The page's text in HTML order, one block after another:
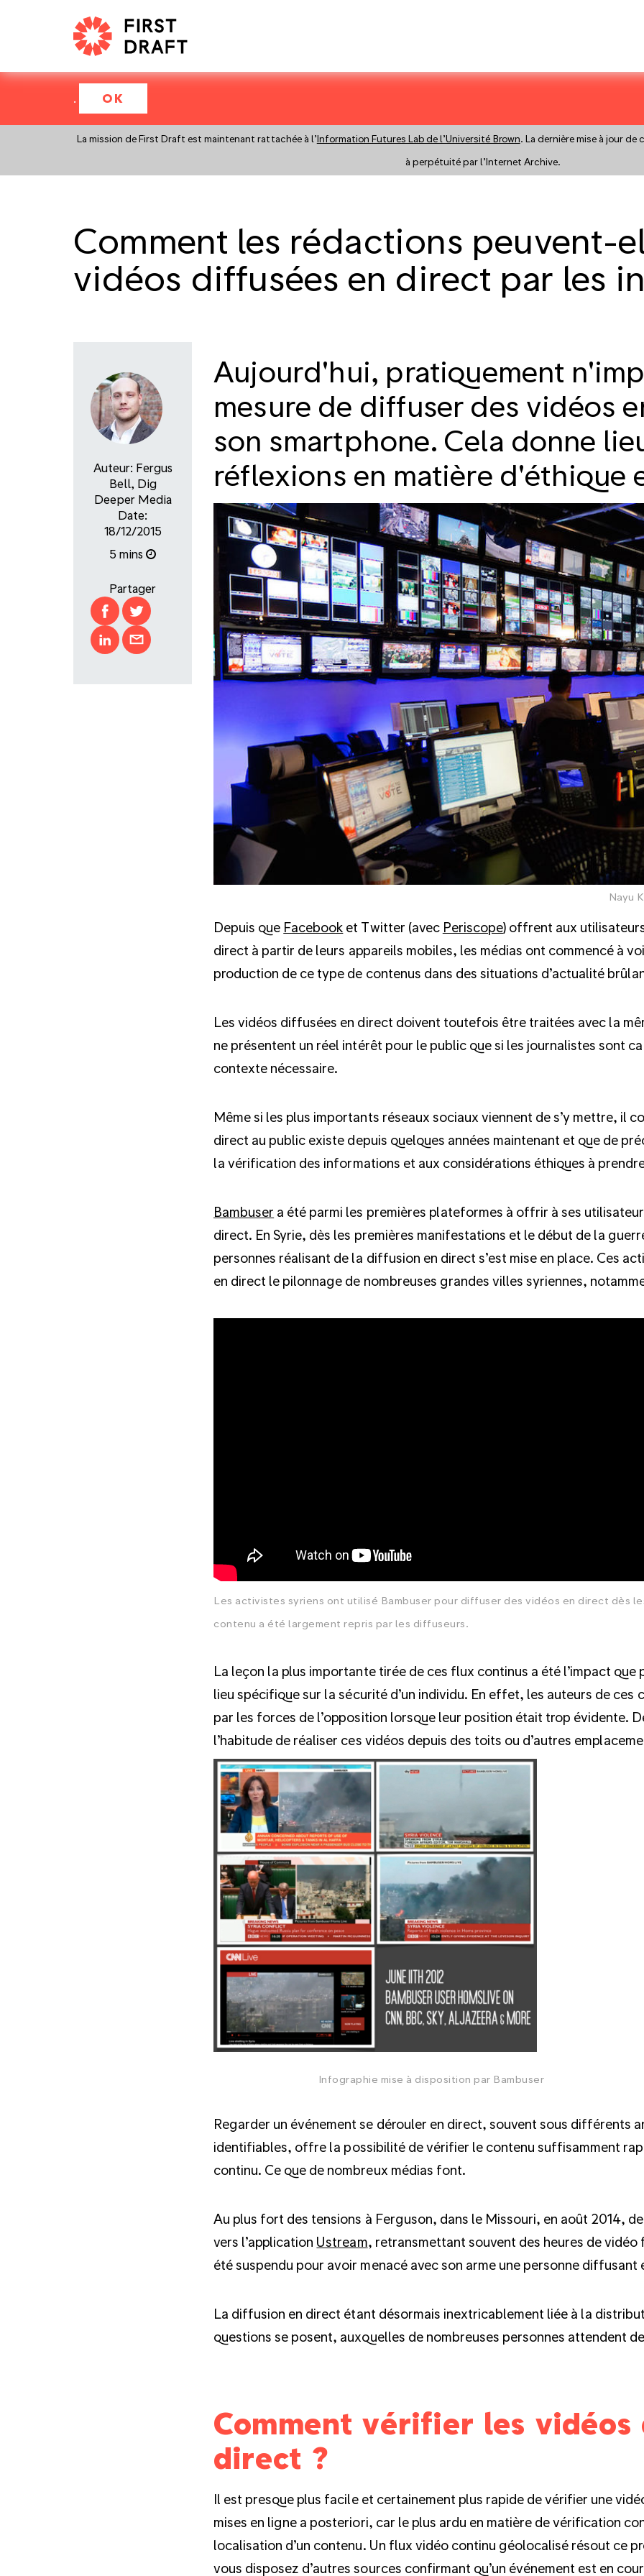
. OK
La mission de First Draft est maintenant rattachée à l’Information Futures Lab de l’Université Brown. La dernière mise à jour
à perpétuité par l’Internet Archive.
Comment les rédactions peuvent-
vidéos diffusées en direct par les
Aujourd'hui, pratiquement
mesure de diffuser des vidéos
son smartphone. Cela donne
réflexions en matière d'éthique
Nayu
Auteur: Fergus
Bell, Dig
Deeper Media
Date:
18/12/2015
5 mins
Partager
Depuis que Facebook et Twitter (avec Periscope) offrent aux
direct à partir de leurs appareils mobiles, les médias ont commencé à
production de ce type de contenus dans des situations d’actualité
Les vidéos diffusées en direct doivent toutefois être traitées avec la
ne présentent un réel intérêt pour le public que si les journalistes sont
contexte nécessaire.
Même si les plus importants réseaux sociaux viennent de s’y mettre, il
direct au public existe depuis quelques années maintenant et que de
la vérification des informations et aux considérations éthiques à
Bambuser a été parmi les premières plateformes à offrir à ses
direct. En Syrie, dès les premières manifestations et le début de la
personnes réalisant de la diffusion en direct s’est mise en place. Ces
en direct le pilonnage de nombreuses grandes villes syriennes,
Les activistes syriens ont utilisé Bambuser pour diffuser des vidéos en direct dès
contenu a été largement repris par les diffuseurs.
La leçon la plus importante tirée de ces flux continus a été l’impact
lieu spécifique sur la sécurité d’un individu. En effet, les auteurs de
par les forces de l’opposition lorsque leur position était trop évidente.
l’habitude de réaliser ces vidéos depuis des toits ou d’autres
Infographie mise à disposition par Bambuser
Regarder un événement se dérouler en direct, souvent sous différents
identifiables, offre la possibilité de vérifier le contenu suffisamment
continu. Ce que de nombreux médias font.
Au plus fort des tensions à Ferguson, dans le Missouri, en août 2014,
vers l’application Ustream, retransmettant souvent des heures de
été suspendu pour avoir menacé avec son arme une personne diffusant
La diffusion en direct étant désormais inextricablement liée à la
questions se posent, auxquelles de nombreuses personnes attendent
Comment vérifier les vidéos
direct ?
Il est presque plus facile et certainement plus rapide de vérifier une
mises en ligne a posteriori, car le plus ardu en matière de vérification
localisation d’un contenu. Un flux vidéo continu géolocalisé résout ce
vous disposez d’autres sources confirmant qu’un événement est en